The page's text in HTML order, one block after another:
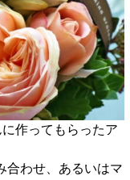
作ってもらったア
合わせ、あるいはマ